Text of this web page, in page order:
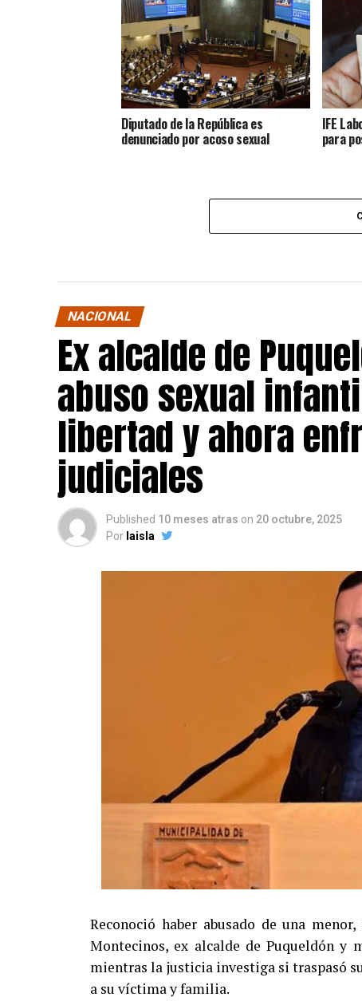
Diputado de la República es
denunciado por acoso sexual
IFE
para
NACIONAL
Ex alcalde de
abuso sexual
libertad y ahora
judiciales
Published 10 meses atras on 20 octubre, 2025
Por laisla
Reconoció haber abusado de una
Montecinos, ex alcalde de Puqueldón
mientras la justicia investiga si traspasó
a su víctima y familia.